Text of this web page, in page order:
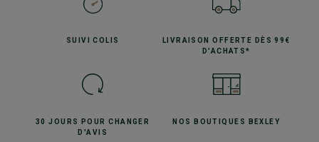
SUIVICOLIS LIVRAISON OFFERTE
DÈS 99€
D'ACHATS*
30 JOURS POURCHANGER
D'AVIS
NOS BOUTIQUES BEXLEY